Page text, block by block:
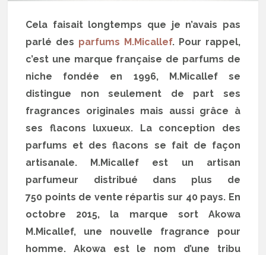
Cela faisait longtemps que je n’avais pas
parlé des parfums M.Micallef. Pour rappel,
c’est une marque française de parfums de
niche fondée en 1996, M.Micallef se
distingue non seulement de part ses
fragrances originales mais aussi grâce à
ses flacons luxueux. La conception des
parfums et des flacons se fait de façon
artisanale. M.Micallef est un artisan
parfumeur distribué dans plus de
750 points de vente répartis sur 40 pays. En
octobre 2015, la marque sort Akowa
M.Micallef, une nouvelle fragrance pour
homme. Akowa est le nom d’une tribu